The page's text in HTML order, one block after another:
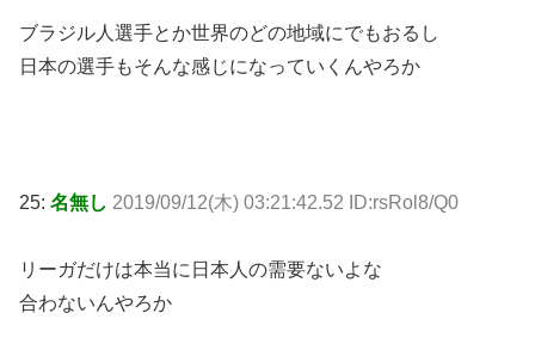
ブラジル人選手とか世界のどの地域にでもおるし
日本の選手もそんな感じになっていくんやろか
25: 名無し 2019/09/12(木) 03:21:42.52 ID:rsRol8/Q0
リーガだけは本当に日本人の需要ないよな
合わないんやろか